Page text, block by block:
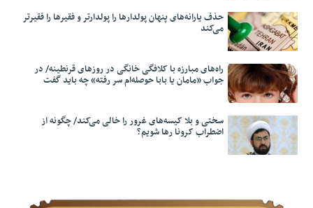
حذف یارانه‌های پنهان پولدارها را پولدارتر و فقیرها را فقیرتر
می‌کند
راه‌های مبارزه با کلافگی خانگی در روزهای قرنطینه/ در
جواب «مامان یا بابا حوصله‌ام سر رفته» چه باید گفت
سختی و بلا کیسه‌های غرور را خالی می‌کند/ چگونه از
اضطراب کرونا رها شویم؟